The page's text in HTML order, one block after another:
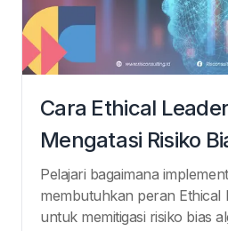
Cara Ethical
Mengatasi Risiko
Pelajari bagaimana
membutuhkan peran Ethical
untuk memitigasi risiko bias